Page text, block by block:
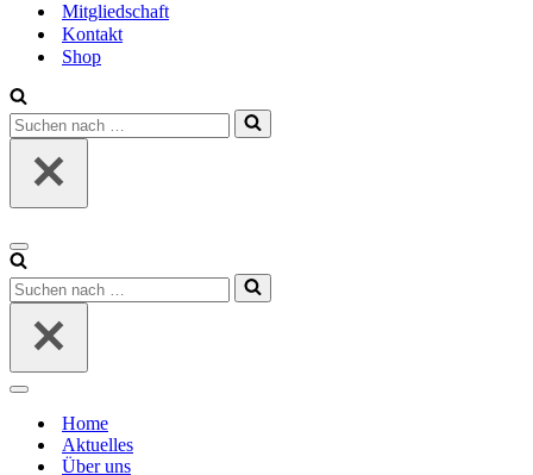
Mitgliedschaft
Kontakt
Shop
Suchen
nach …
Navigationsmenü
Suchen
nach …
Navigationsmenü
Home
Aktuelles
Über uns